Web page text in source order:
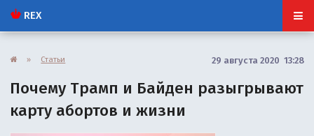
REX
» Статьи 29 августа 2020 13:28
Почему Трамп и Байден разыгрывают
карту абортов и жизни